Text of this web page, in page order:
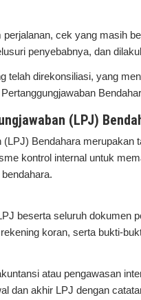
cek yang masih
penyebabnya, dan
telah direkonsiliasi, yang
(LPJ)
Bendahara merupakan
kontrol internal untuk
beserta seluruh dokumen
koran, serta bukti-
atau pengawasan
dan akhir LPJ dengan